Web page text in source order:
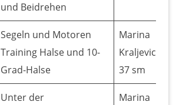
und Beidrehen
Segeln und Motoren
Training Halse und 10-
Grad-Halse
Marina
Kraljevica,
37 sm
Unter der
Marina